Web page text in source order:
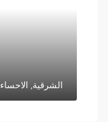
الشرقية, الاحساء